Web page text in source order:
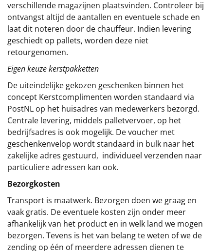
verschillende magazijnen plaatsvinden. Controleer bij
ontvangst altijd de aantallen en eventuele schade en
laat dit noteren door de chauffeur. Indien levering
geschiedt op pallets, worden deze niet
retourgenomen.
Eigen keuze kerstpakketten
De uiteindelijke gekozen geschenken binnen het
concept Kerstcomplimenten worden standaard via
PostNL op het huisadres van medewerkers bezorgd.
Centrale levering, middels palletvervoer, op het
bedrijfsadres is ook mogelijk. De voucher met
geschenkenvelop wordt standaard in bulk naar het
zakelijke adres gestuurd, individueel verzenden naar
particuliere adressen kan ook.
Bezorgkosten
Transport is maatwerk. Bezorgen doen we graag en
vaak gratis. De eventuele kosten zijn onder meer
afhankelijk van het product en in welk land we mogen
bezorgen. Tevens is het van belang te weten of we de
zending op één of meerdere adressen dienen te